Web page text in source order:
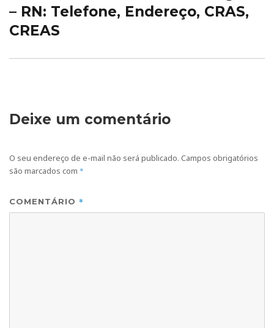
post:
– RN: Telefone, Endereço, CRAS,
CREAS
Deixe um comentário
O seu endereço de e-mail não será publicado. Campos obrigatórios
são marcados com *
COMENTÁRIO *